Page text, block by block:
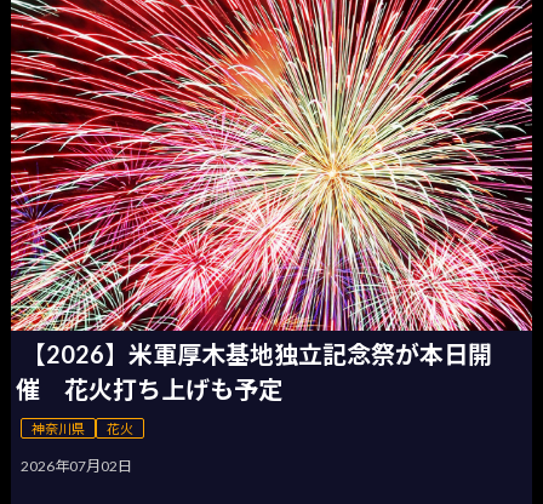
【2026】米軍厚木基地独立記念祭が本日開
催 花火打ち上げも予定
神奈川県 花火
2026年07月02日